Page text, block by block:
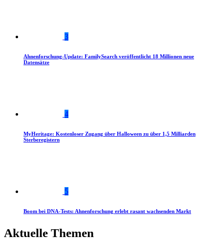
3
Ahnenforschung-Update: FamilySearch veröffentlicht 18 Millionen neue
Datensätze
4
MyHeritage: Kostenloser Zugang über Halloween zu über 1,5 Milliarden
Sterberegistern
5
Boom bei DNA-Tests: Ahnenforschung erlebt rasant wachsenden Markt
Aktuelle Themen